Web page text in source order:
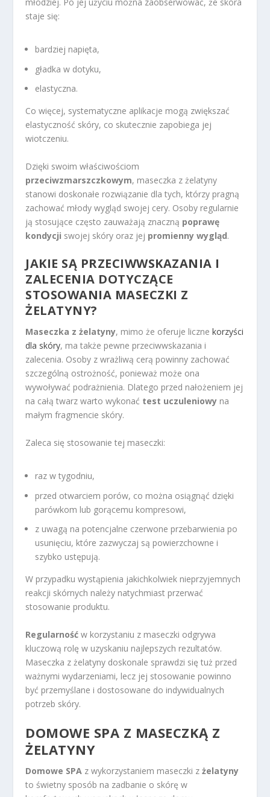
staje się:
bardziej napięta,
gładka w dotyku,
elastyczna.
Co więcej, systematyczne aplikacje mogą zwiększać
elastyczność skóry, co skutecznie zapobiega jej
wiotczeniu.
Dzięki swoim właściwościom
przeciwzmarszczkowym, maseczka z żelatyny
stanowi doskonałe rozwiązanie dla tych, którzy pragną
zachować młody wygląd swojej cery. Osoby regularnie
ją stosujące często zauważają znaczną poprawę
kondycji swojej skóry oraz jej promienny wygląd.
JAKIE SĄ PRZECIWWSKAZANIA I
ZALECENIA DOTYCZĄCE
STOSOWANIA MASECZKI Z
ŻELATYNY?
Maseczka z żelatyny, mimo że oferuje licznekorzyści
dla skóry, ma także pewne przeciwwskazania i
zalecenia. Osoby z wrażliwą cerą powinny zachować
szczególną ostrożność, ponieważ może ona
wywoływać podrażnienia. Dlatego przed nałożeniem jej
na całą twarz warto wykonać test uczuleniowy na
małym fragmencie skóry.
Zaleca się stosowanie tej maseczki:
raz w tygodniu,
przed otwarciem porów, co można osiągnąć dzięki
parówkom lub gorącemu kompresowi,
z uwagą na potencjalne czerwone przebarwienia po
usunięciu, które zazwyczaj są powierzchowne i
szybko ustępują.
W przypadku wystąpienia jakichkolwiek nieprzyjemnych
reakcji skórnych należy natychmiast przerwać
stosowanie produktu.
Regularność w korzystaniu z maseczki odgrywa
kluczową rolę w uzyskaniu najlepszych rezultatów.
Maseczka z żelatyny doskonale sprawdzi się tuż przed
ważnymi wydarzeniami, lecz jej stosowanie powinno
być przemyślane i dostosowane do indywidualnych
potrzeb skóry.
DOMOWE SPA Z MASECZKĄ Z
ŻELATYNY
Domowe SPA z wykorzystaniem maseczki zżelatyny
to świetny sposób na zadbanie o skórę w